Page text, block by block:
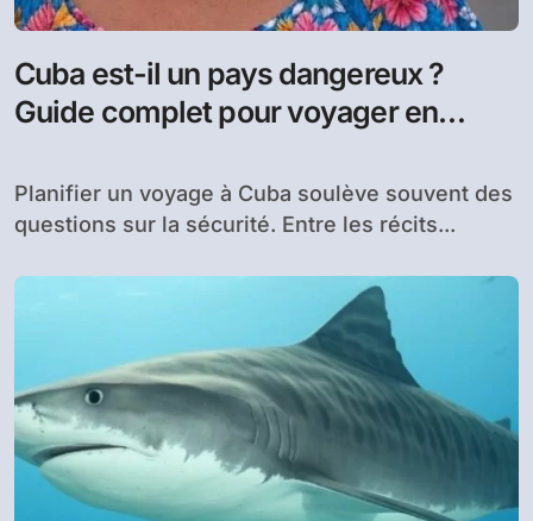
Cuba est-il un pays dangereux ?
Guide complet pour voyager en
Planifier un voyage à Cuba soulève souvent des
questions sur la sécurité. Entre les récits...